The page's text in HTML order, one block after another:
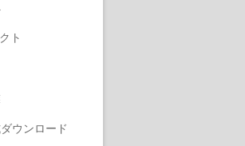
ト
ウンロード